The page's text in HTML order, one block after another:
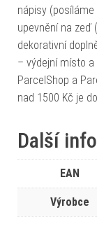
nápisy
upevnění na zeď
dekorativní
– výdejní místo a
ParcelShop a
nad 1500 Kč je
Další
EAN
Výrobce